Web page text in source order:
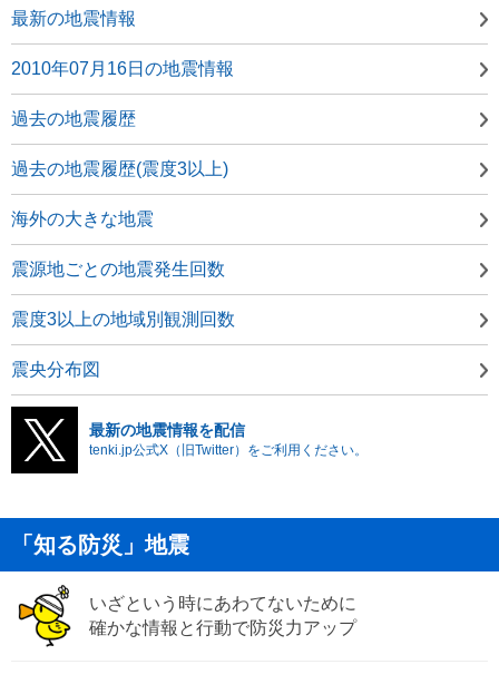
最新の地震情報
2010年07月16日の地震情報
過去の地震履歴
過去の地震履歴(震度3以上)
海外の大きな地震
震源地ごとの地震発生回数
震度3以上の地域別観測回数
震央分布図
最新の地震情報を配信
tenki.jp公式X（旧Twitter）をご利用ください。
「知る防災」地震
いざという時にあわてないために
確かな情報と行動で防災力アップ